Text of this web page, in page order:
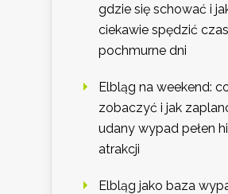
gdzie się schować i
ciekawie spędzić
pochmurne dni
Elbląg na weekend:
zobaczyć i jak
udany wypad pełen
atrakcji
Elbląg jako baza